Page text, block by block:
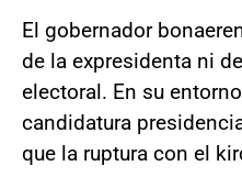
El gobernador
de la expresidenta ni
electoral. En su
candidatura
que la ruptura con el